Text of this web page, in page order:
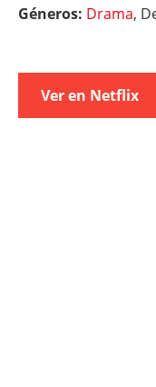
Géneros: Drama,
Ver en Netflix